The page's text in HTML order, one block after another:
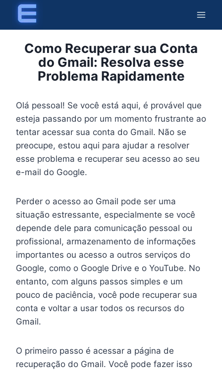
content
Como Recuperar sua Conta
do Gmail: Resolva esse
Problema Rapidamente
Olá pessoal! Se você está aqui, é provável que
esteja passando por um momento frustrante ao
tentar acessar sua conta do Gmail. Não se
preocupe, estou aqui para ajudar a resolver
esse problema e recuperar seu acesso ao seu
e-mail do Google.
Perder o acesso ao Gmail pode ser uma
situação estressante, especialmente se você
depende dele para comunicação pessoal ou
profissional, armazenamento de informações
importantes ou acesso a outros serviços do
Google, como o Google Drive e o YouTube. No
entanto, com alguns passos simples e um
pouco de paciência, você pode recuperar sua
conta e voltar a usar todos os recursos do
Gmail.
O primeiro passo é acessar a página de
recuperação do Gmail. Você pode fazer isso